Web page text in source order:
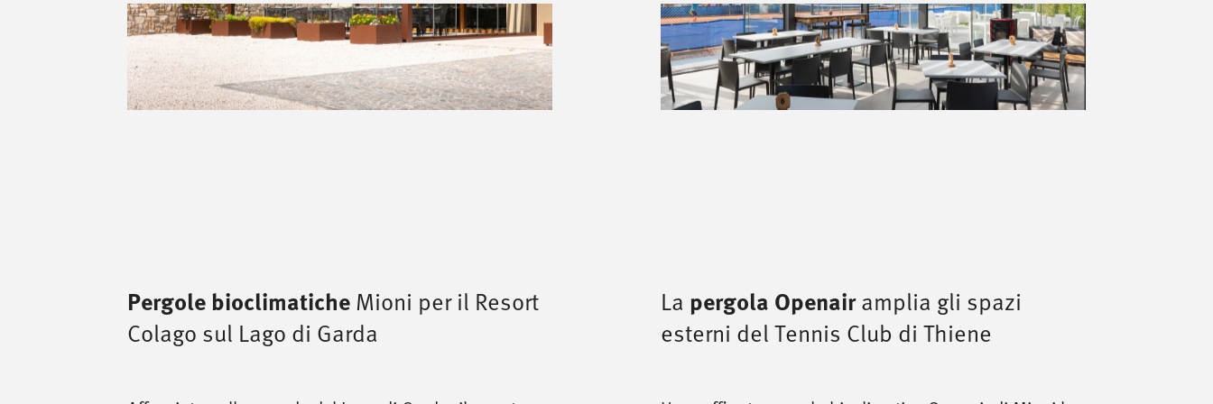
Pergole bioclimatiche Mioni per il Resort
Colago sul Lago di Garda
La pergola Openairamplia gli spazi
esterni del Tennis Club di Thiene